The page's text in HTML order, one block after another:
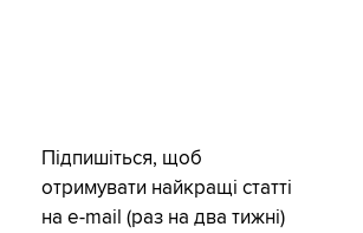
Підпишіться, щоб
отримувати найкращі статті
на e-mail (раз на два тижні)